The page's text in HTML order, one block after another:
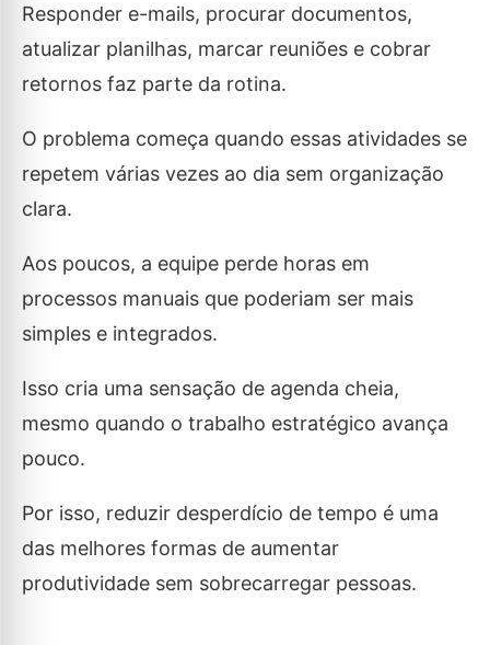
Responder e-mails, procurar documentos,
atualizar planilhas, marcar reuniões e cobrar
retornos faz parte da rotina.
O problema começa quando essas atividades se
repetem várias vezes ao dia sem organização
clara.
Aos poucos, a equipe perde horas em
processos manuais que poderiam ser mais
simples e integrados.
Isso cria uma sensação de agenda cheia,
mesmo quando o trabalho estratégico avança
pouco.
Por isso, reduzir desperdício de tempo é uma
das melhores formas de aumentar
produtividade sem sobrecarregar pessoas.